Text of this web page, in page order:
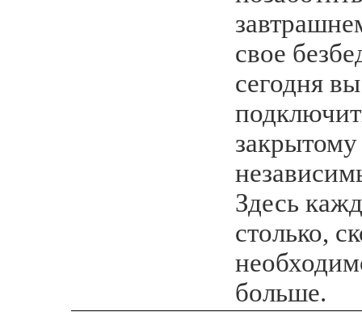
свое
сегодня
Здесь
столько,
больше.